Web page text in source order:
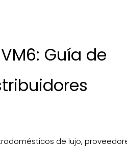
Guía de
de lujo,